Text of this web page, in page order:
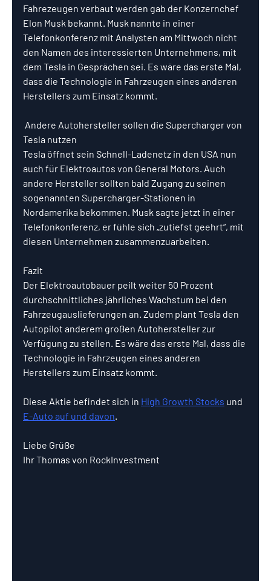
Fahrezeugen verbaut werden gab der Konzernchef
Elon Musk bekannt. Musk nannte in einer
Telefonkonferenz mit Analysten am Mittwoch nicht
den Namen des interessierten Unternehmens, mit
dem Tesla in Gesprächen sei. Es wäre das erste Mal,
dass die Technologie in Fahrzeugen eines anderen
Herstellers zum Einsatz kommt.
Tesla nutzen
Tesla öffnet sein Schnell-Ladenetz in den USA nun
auch für Elektroautos von General Motors. Auch
andere Hersteller sollten bald Zugang zu seinen
sogenannten Supercharger-Stationen in
Nordamerika bekommen. Musk sagte jetzt in einer
Telefonkonferenz, er fühle sich „zutiefst geehrt“, mit
diesen Unternehmen zusammenzuarbeiten.
Fazit
Der Elektroautobauer peilt weiter 50 Prozent
durchschnittliches jährliches Wachstum bei den
Fahrzeugauslieferungen an. Zudem plant Tesla den
Autopilot anderem großen Autohersteller zur
Verfügung zu stellen. Es wäre das erste Mal, dass die
Technologie in Fahrzeugen eines anderen
Herstellers zum Einsatz kommt.
Diese Aktie befindet sich in High Growth Stocks und
E-Auto auf und davon.
Liebe Grüße
Ihr Thomas von RockInvestment